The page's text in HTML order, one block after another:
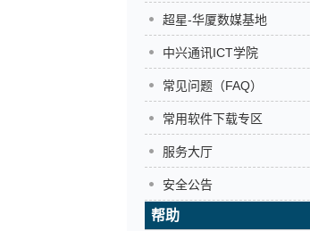
超星-华厦数媒基地
中兴通讯ICT学院
常见问题（FAQ）
常用软件下载专区
服务大厅
安全公告
帮助